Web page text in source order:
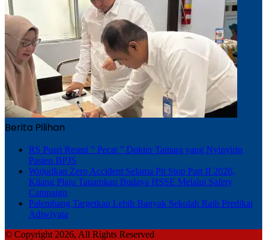
Berita Pilihan
RS Pusri Resmi ” Pecat ” Dokter Tamara yang Nyinyirin
Pasien BPJS
Wujudkan Zero Accident Selama Pit Stop Part II 2026,
Kilang Plaju Tanamkan Budaya HSSE Melalui Safety
Campaign
Palembang Targetkan Lebih Banyak Sekolah Raih Predikat
Adiwiyata
© Copyright 2026, All Rights Reserved